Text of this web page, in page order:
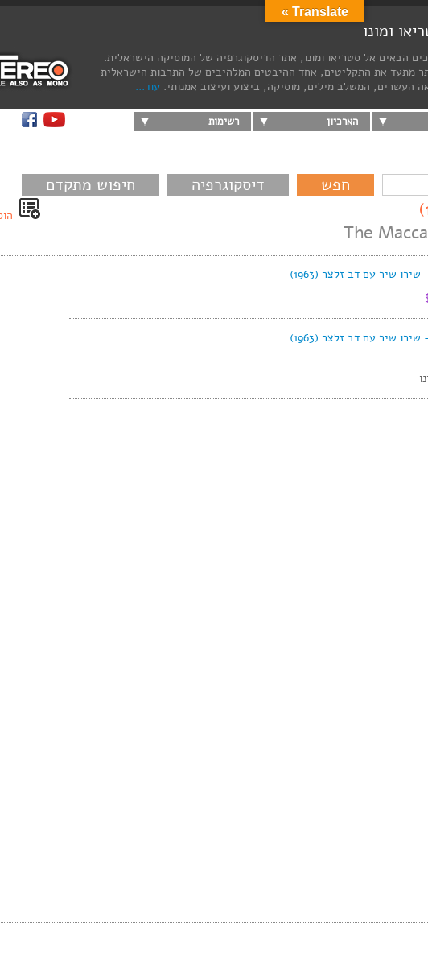
ומונו
הבאים אל סטריאו ומונו, אתר הדיסקוגרפיה של המוסיקה הישראלית.
מתעד את התקליטים, אחד ההיבטים המלהיבים של התרבות הישראלית
העשרים, המשלב מילים, מוסיקה, ביצוע ועיצוב אמנותי. עוד...
הארכיון רשימות
דיסקוגרפיה חיפוש מתקדם
The
Translate »